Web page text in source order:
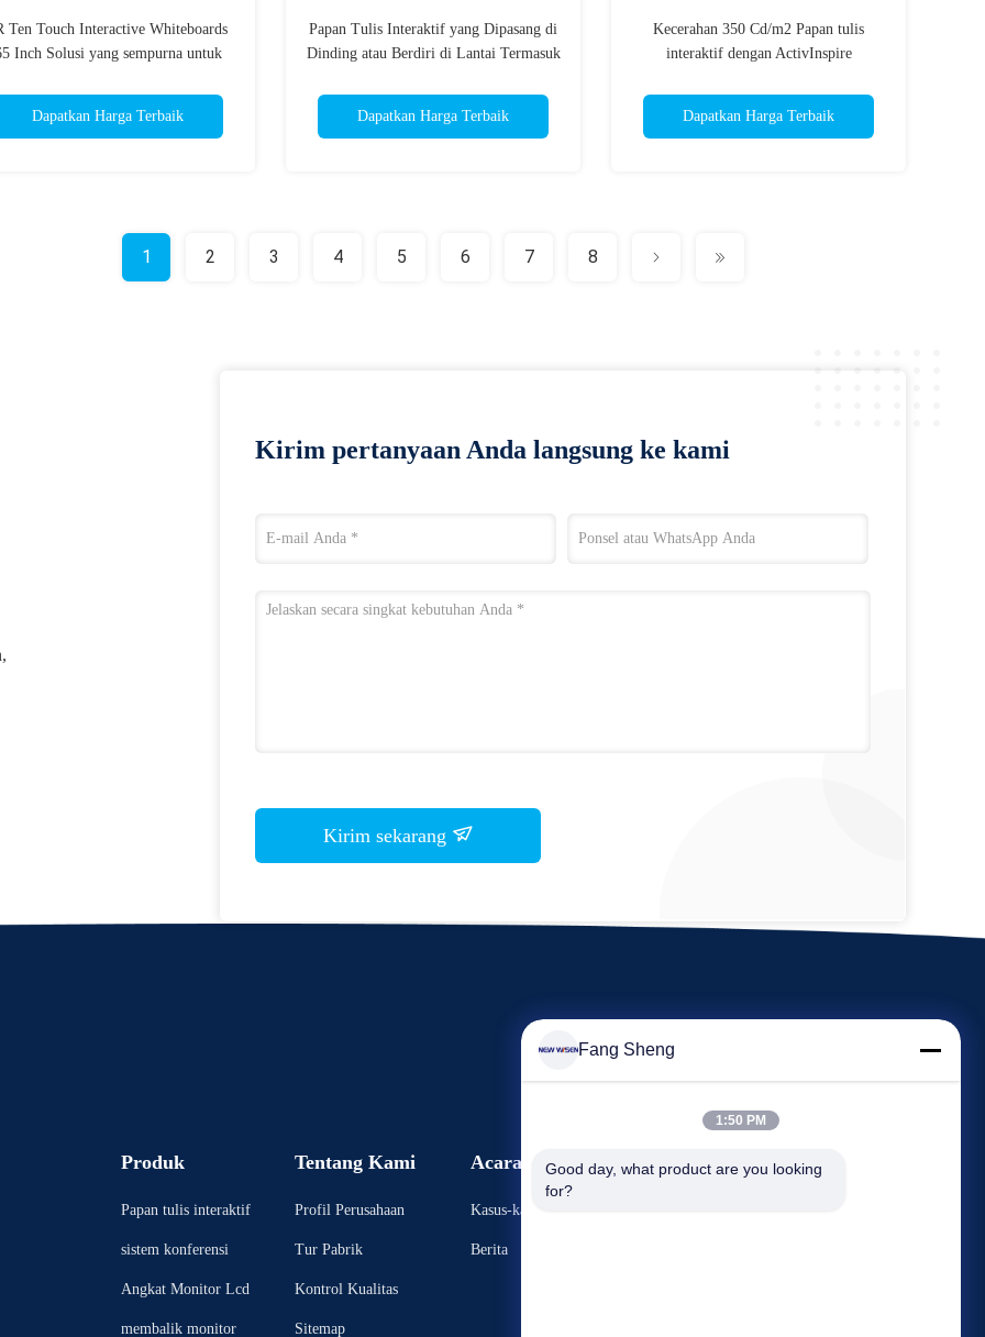
Ten Touch Interactive Whiteboards
Inch Solusi yang sempurna untuk
Dapatkan Harga Terbaik
Papan Tulis Interaktif yang Dipasang di
Dinding atau Berdiri di Lantai Termasuk
m2 yang Dirancang untuk Komunikasi
Bisnis
Dapatkan Harga Terbaik
Kecerahan 350 Cd/m2 Papan tulis
interaktif dengan ActivInspire
Dapatkan Harga Terbaik
1 2 3 4 5 6 7 8
Kirim pertanyaan Anda langsung ke kami
Kirim sekarang
Produk
Papan tulis interaktif
sistem konferensi
Angkat Monitor Lcd
membalik monitor
Tentang Kami
Profil Perusahaan
Tur Pabrik
Kontrol Kualitas
Sitemap
Acara
Kasus-kasus
Berita
Meminta Kutipan
Fang Sheng
1:50 PM
Good day, what product are you looking
for?